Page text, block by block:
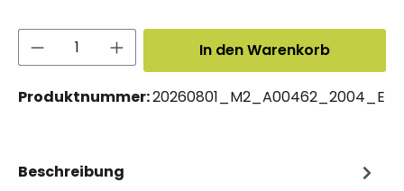
Produkt Anzahl: Gib den
In den Warenkorb
Produktnummer:20260801_M2_A00462_2004_E
Beschreibung